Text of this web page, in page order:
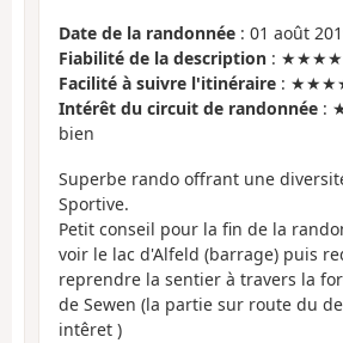
Date de la randonnée : 01 août
Fiabilité de la description :
Facilité à suivre l'itinéraire :
Intérêt du circuit de randonnée :
bien
Superbe rando offrant une
Sportive.
Petit conseil pour la fin de la
voir le lac d'Alfeld (barrage) puis
reprendre la sentier à travers la
de Sewen (la partie sur route du
intêret )